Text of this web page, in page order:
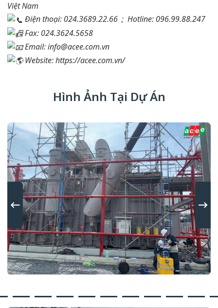
Việt Nam
Điện thoại: 024.3689.22.66 ; Hotline: 096.99.88.247
Fax: 024.3624.5658
Email: info@acee.com.vn
Website:https://acee.com.vn/
Hình Ảnh Tại Dự Án